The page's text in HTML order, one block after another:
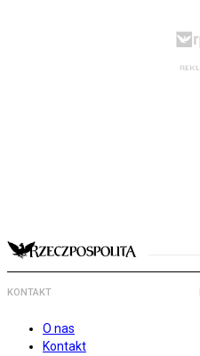
KONTAKT
O nas
Kontakt